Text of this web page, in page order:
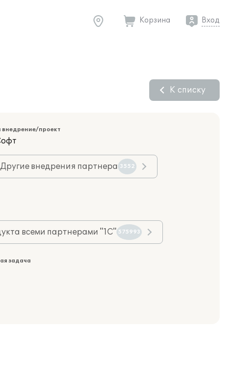
Корзина Вход
К списку
внедрение/проект
Другие внедрения партнера 3552
всеми партнерами "1С" 575993
задача